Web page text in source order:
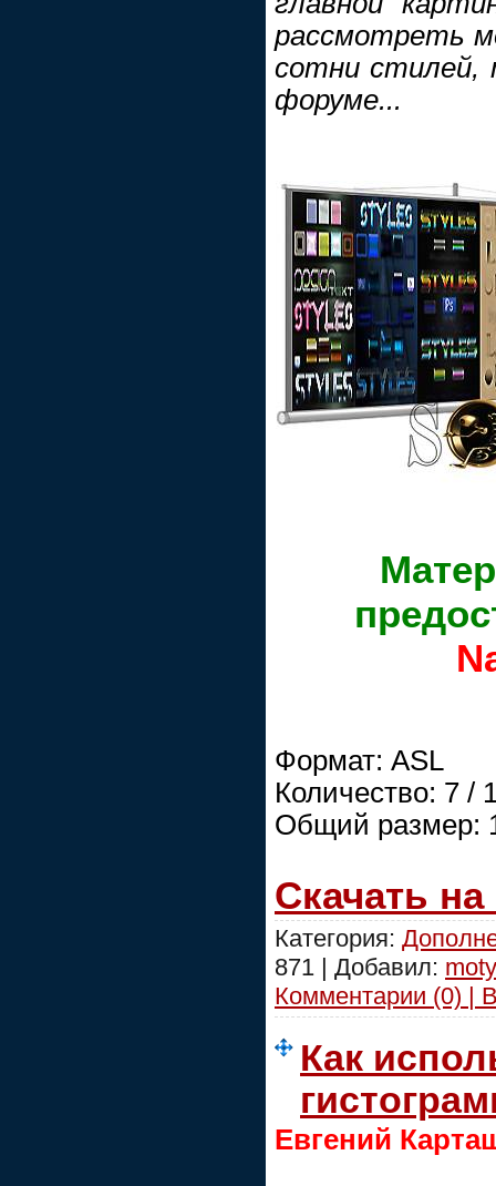
рассмотреть
сотни стилей,
форуме...
Формат: ASL
Количество: 7 /
Общий размер:
Скачать
Категория:
871 | Добавил:
Комментарии (0) |
Как
Евгений